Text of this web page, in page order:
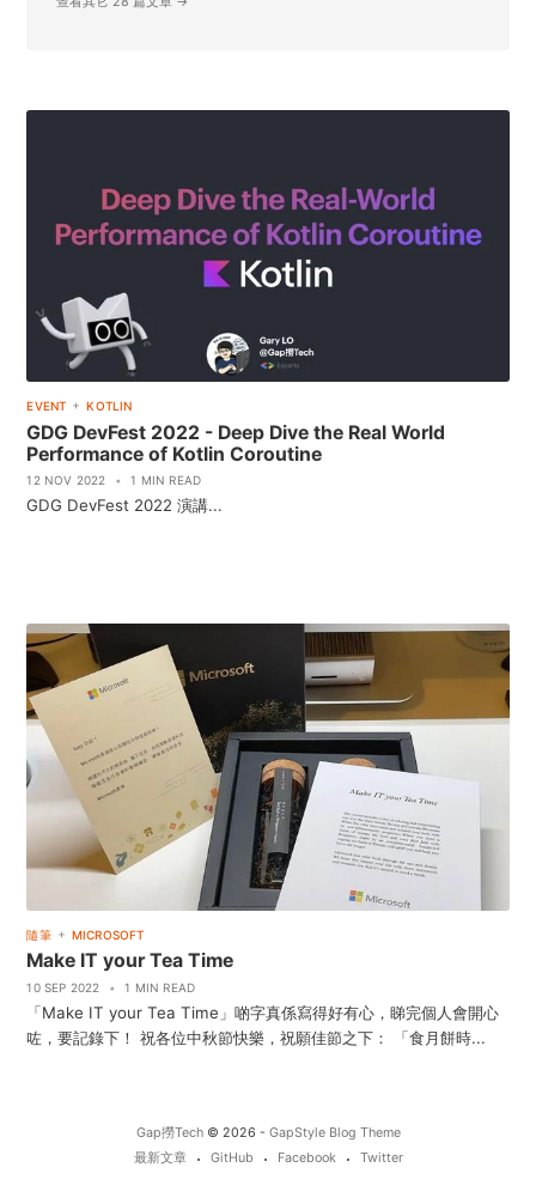
EVENT + KOTLIN
GDG DevFest 2022 - Deep Dive the Real World
Performance of Kotlin Coroutine
12 NOV 2022 • 1 MIN READ
GDG DevFest 2022 演講...
隨筆 + MICROSOFT
Make IT your Tea Time
10 SEP 2022 • 1 MIN READ
「Make IT your Tea Time」啲字真係寫得好有心，睇完個人會開心
咗，要記錄下！ 祝各位中秋節快樂，祝願佳節之下： 「食月餅時...
Gap撈Tech© 2026 - GapStyle Blog Theme
最新文章
GitHub Facebook Twitter